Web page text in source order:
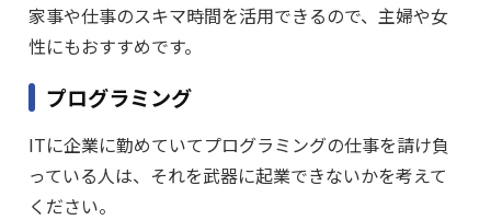
家事や仕事のスキマ時間を活用できるので、主婦や女
性にもおすすめです。
プログラミング
ITに企業に勤めていてプログラミングの仕事を請け負
っている人は、それを武器に起業できないかを考えて
ください。